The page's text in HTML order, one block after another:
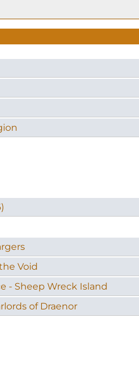
Void
- Sheep Wreck Island
of Draenor